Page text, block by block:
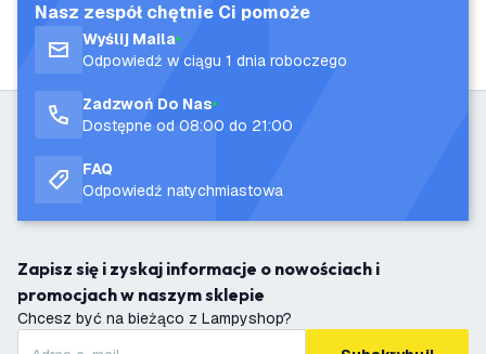
Nasz zespół chętnie Ci pomoże
Wyślij Maila
Odpowiedź w ciągu 1 dnia roboczego
Zadzwoń Do Nas
Dostępne od 08:00 do 21:00
FAQ
Odpowiedź natychmiastowa
Zapisz się i zyskaj informacje o nowościach i
promocjach w naszym sklepie
Chcesz być na bieżąco z Lampyshop?